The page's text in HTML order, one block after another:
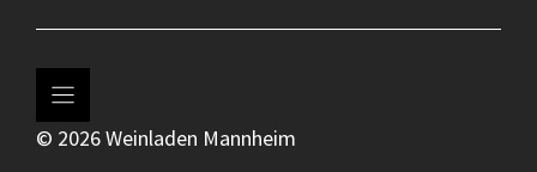
© 2026 Weinladen Mannheim